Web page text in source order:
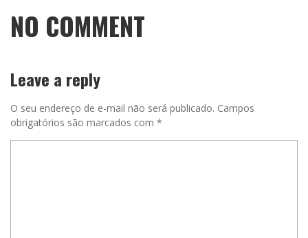
NO COMMENT
Leave a reply
O seu endereço de e-mail não será publicado. Campos
obrigatórios são marcados com *